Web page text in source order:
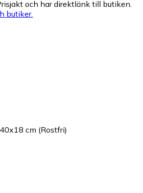
och har direktlänk till butiken.
butiker.
cm (Rostfri)